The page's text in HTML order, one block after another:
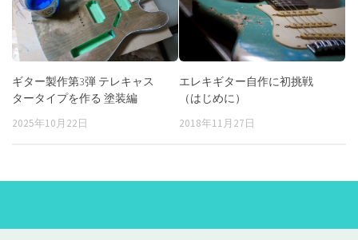
ギター製作第3弾 テレキャス
タータイプを作る 塗装編
2025年10月22日
エレキギター自作に初挑戦
（はじめに）
2018年11月27日